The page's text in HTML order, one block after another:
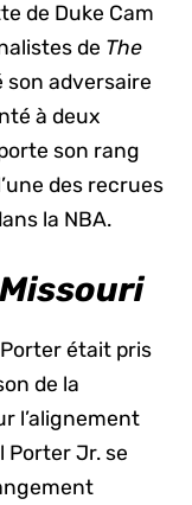
de Duke Cam
de The
son adversaire
à deux
son rang
des recrues
la NBA.
Missouri
était pris
de la
l’alignement
Porter Jr. se